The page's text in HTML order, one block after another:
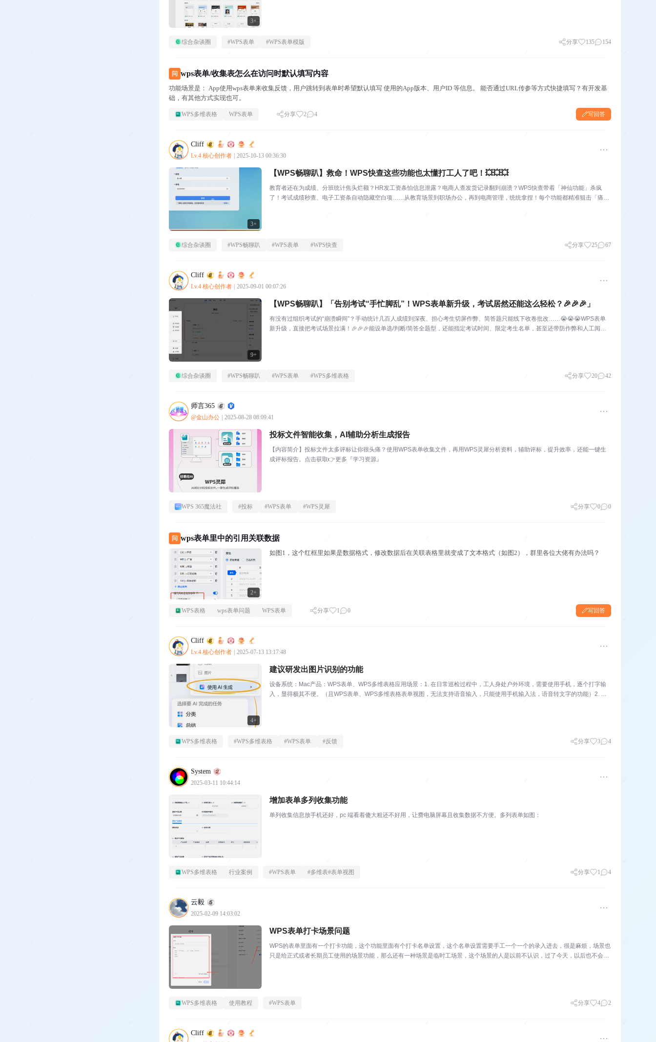
3+
综合杂谈圈 #WPS表单 #WPS表单模版 分享 135 154
问 wps表单/收集表怎么在访问时默认填写内容
功能场景是： App使用wps表单来收集反馈，用户跳转到表单时希望默认填写 使用的App版本、用户ID 等信息。 能否通过URL传参等方式快捷填写？有开发基
础，有其他方式实现也可。
WPS多维表格 WPS表单 分享 2 4 写回答
Cliff
Lv.4 核心创作者 2025-10-13 00:36:30
3+
【WPS畅聊趴】救命！WPS快查这些功能也太懂打工人了吧！💥💥💥
教育者还在为成绩、分班统计焦头烂额？HR发工资条怕信息泄露？电商人查发货记录翻到崩溃？WPS快查带着「神仙功能」杀疯
了！考试成绩秒查、电子工资条自动隐藏空白项……从教育场景到职场办公，再到电商管理，统统拿捏！每个功能都精准狙击「痛
综合杂谈圈 #WPS畅聊趴 #WPS表单 #WPS快查 分享 25 67
Cliff
Lv.4 核心创作者 2025-09-01 00:07:26
9+
【WPS畅聊趴】「告别考试“手忙脚乱”！WPS表单新升级，考试居然还能这么轻松？🎉🎉🎉」
有没有过组织考试的“崩溃瞬间”？手动统计几百人成绩到深夜、担心考生切屏作弊、简答题只能线下收卷批改……😭😭😭WPS表单
新升级，直接把考试场景拉满！🎉🎉🎉能设单选/判断/简答全题型，还能指定考试时间、限定考生名单，甚至还带防作弊和人工阅卷
综合杂谈圈 #WPS畅聊趴 #WPS表单 #WPS多维表格 分享 20 42
师言365
@金山办公 2025-08-28 08:09:41
投标文件智能收集，AI辅助分析生成报告
【内容简介】投标文件太多评标让你很头痛？使用WPS表单收集文件，再用WPS灵犀分析资料，辅助评标，提升效率，还能一键生
成评标报告。点击获取👉更多『学习资源』
WPS 365魔法社 #投标 #WPS表单 #WPS灵犀 分享 0 0
问 wps表单里中的引用关联数据
2+
如图1，这个红框里如果是数据格式，修改数据后在关联表格里就变成了文本格式（如图2），群里各位大佬有办法吗？
WPS表格 wps表单问题 WPS表单 分享 1 0 写回答
Cliff
Lv.4 核心创作者 2025-07-13 13:17:48
4+
建议研发出图片识别的功能
设备系统：Mac产品：WPS表单、WPS多维表格应用场景：1. 在日常巡检过程中，工人身处户外环境，需要使用手机，逐个打字输
入，显得极其不便。（且WPS表单、WPS多维表格表单视图，无法支持语音输入，只能使用手机输入法，语音转文字的功能）2. 由
WPS多维表格 #WPS多维表格 #WPS表单 #反馈 分享 3 4
System
2025-03-11 10:44:14
增加表单多列收集功能
单列收集信息放手机还好，pc 端看着傻大粗还不好用，让费电脑屏幕且收集数据不方便。多列表单如图：
WPS多维表格 行业案例 #WPS表单 #多维表#表单视图 分享 1 4
云毅
2025-02-09 14:03:02
WPS表单打卡场景问题
WPS的表单里面有一个打卡功能，这个功能里面有个打卡名单设置，这个名单设置需要手工一个一个的录入进去，很是麻烦，场景也
只是给正式或者长期员工使用的场景功能，那么还有一种场景是临时工场景，这个场景的人是以前不认识，过了今天，以后也不会认
WPS多维表格 使用教程 #WPS表单 分享 4 2
Cliff